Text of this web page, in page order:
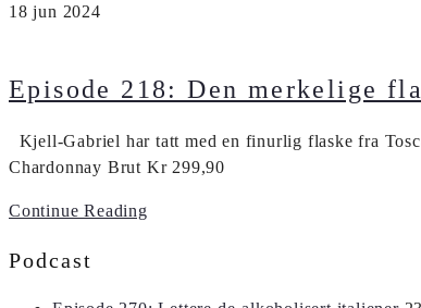
18 jun 2024
Episode 218: Den merkelige
Kjell-Gabriel har tatt med en finurlig flaske fra
Chardonnay Brut Kr 299,90
Continue Reading
Podcast